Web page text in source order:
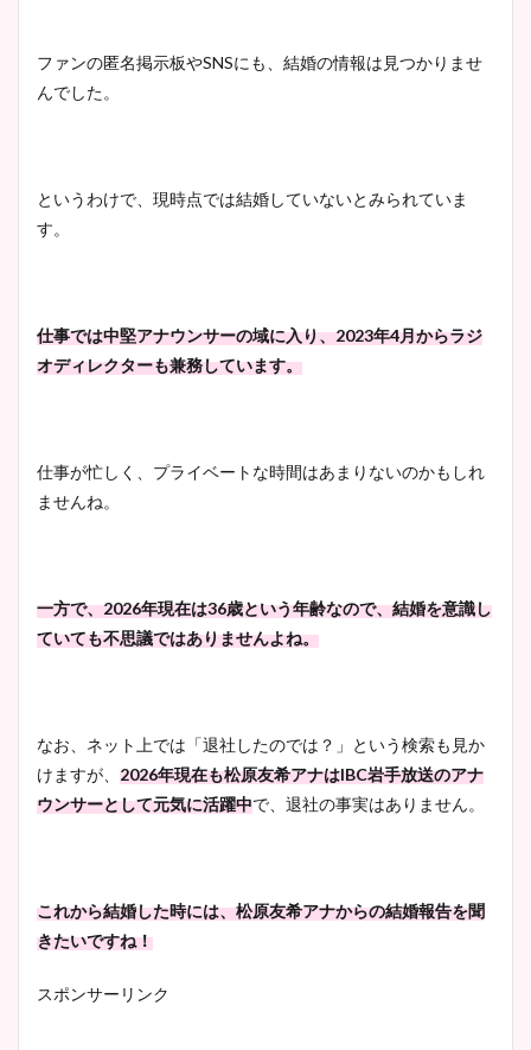
ファンの匿名掲示板やSNSにも、結婚の情報は見つかりませ
んでした。
というわけで、現時点では結婚していないとみられていま
す。
仕事では中堅アナウンサーの域に入り、2023年4月からラジ
オディレクターも兼務しています。
仕事が忙しく、プライベートな時間はあまりないのかもしれ
ませんね。
一方で、2026年現在は36歳という年齢なので、結婚を意識し
ていても不思議ではありませんよね。
なお、ネット上では「退社したのでは？」という検索も見か
けますが、 2026年現在も松原友希アナはIBC岩手放送のアナ
ウンサーとして元気に活躍中で、退社の事実はありません。
これから結婚した時には、松原友希アナからの結婚報告を聞
きたいですね！
スポンサーリンク